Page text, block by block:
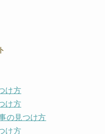
け方
け方
の見つけ方
け方